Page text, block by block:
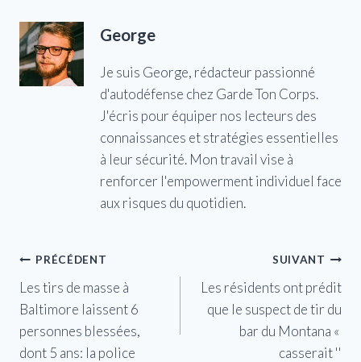
George
Je suis George, rédacteur passionné
d'autodéfense chez Garde Ton Corps.
J'écris pour équiper nos lecteurs des
connaissances et stratégies essentielles
à leur sécurité. Mon travail vise à
renforcer l'empowerment individuel face
aux risques du quotidien.
Navigation
de
l’article
PRÉCÉDENT
Les tirs de masse à
Baltimore laissent 6
personnes blessées,
dont 5 ans: la police
SUIVANT
Les résidents ont prédit
que le suspect de tir du
bar du Montana «
casserait ''